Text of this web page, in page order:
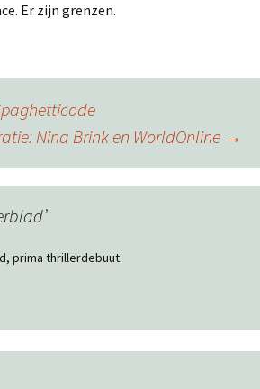
Er zijn grenzen.
Nina Brink en WorldOnline →
prima thrillerdebuut.